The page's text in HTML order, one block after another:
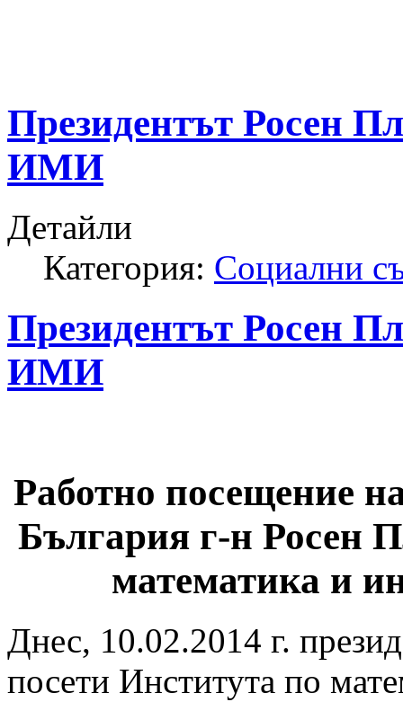
Президентът Росен
ИМИ
Детайли
Категория: Социални
Президентът Росен
ИМИ
Работно посещение
България г-н Росен
математика и
Днес, 10.02.2014 г.
посети Института по